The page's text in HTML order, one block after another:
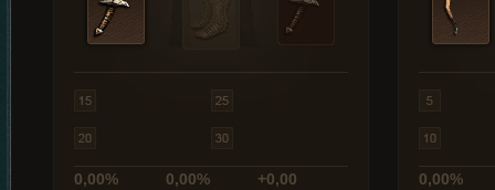
0,00% 0,00% +0,00 0,00%